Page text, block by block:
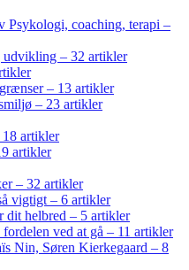
Psykologi, coaching, terapi –
udvikling – 32 artikler
– 13 artikler
– 23 artikler
artikler
artikler
– 32 artikler
vigtigt – 6 artikler
dit helbred – 5 artikler
ved at gå – 11 artikler
Nin, Søren Kierkegaard – 8